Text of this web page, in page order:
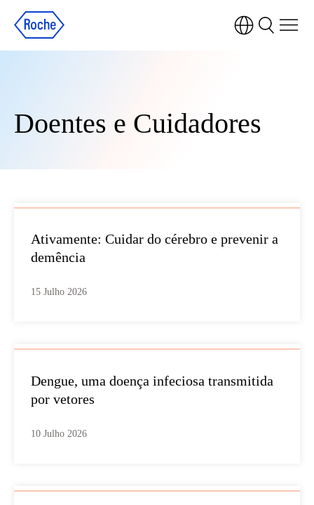
Doentes e Cuidadores
Ativamente: Cuidar do cérebro e prevenir a
demência
15 Julho 2026
Dengue, uma doença infeciosa transmitida
por vetores
10 Julho 2026